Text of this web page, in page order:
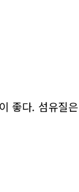
좋다. 섬유질